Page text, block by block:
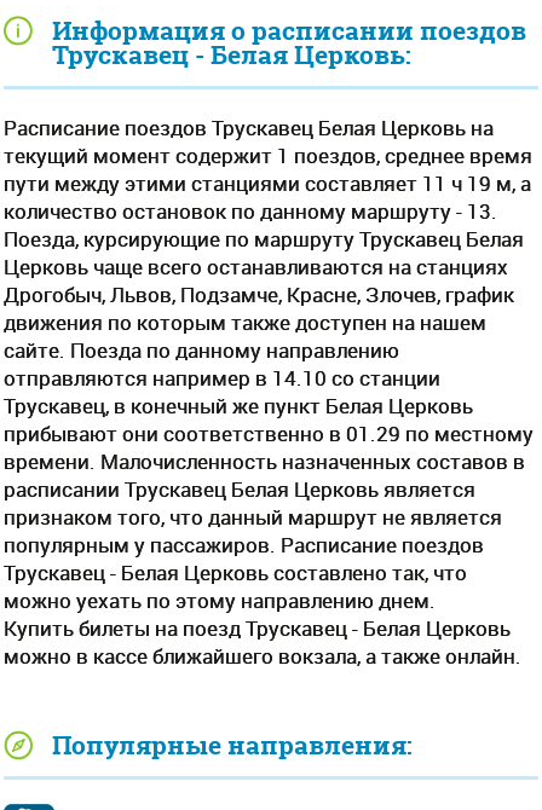
Информация о расписании поездов
Трускавец - Белая Церковь:
Расписание поездов Трускавец Белая Церковь на
текущий момент содержит 1 поездов, среднее время
пути между этими станциями составляет 11 ч 19 м, а
количество остановок по данному маршруту - 13.
Поезда, курсирующие по маршруту Трускавец Белая
Церковь чаще всего останавливаются на станциях
Дрогобыч, Львов, Подзамче, Красне, Злочев, график
движения по которым также доступен на нашем
сайте. Поезда по данному направлению
отправляются например в 14.10 со станции
Трускавец, в конечный же пункт Белая Церковь
прибывают они соответственно в 01.29 по местному
времени. Малочисленность назначенных составов в
расписании Трускавец Белая Церковь является
признаком того, что данный маршрут не является
популярным у пассажиров. Расписание поездов
Трускавец - Белая Церковь составлено так, что
можно уехать по этому направлению днем.
Купить билеты на поезд Трускавец - Белая Церковь
можно в кассе ближайшего вокзала, а также онлайн.
Популярные направления: